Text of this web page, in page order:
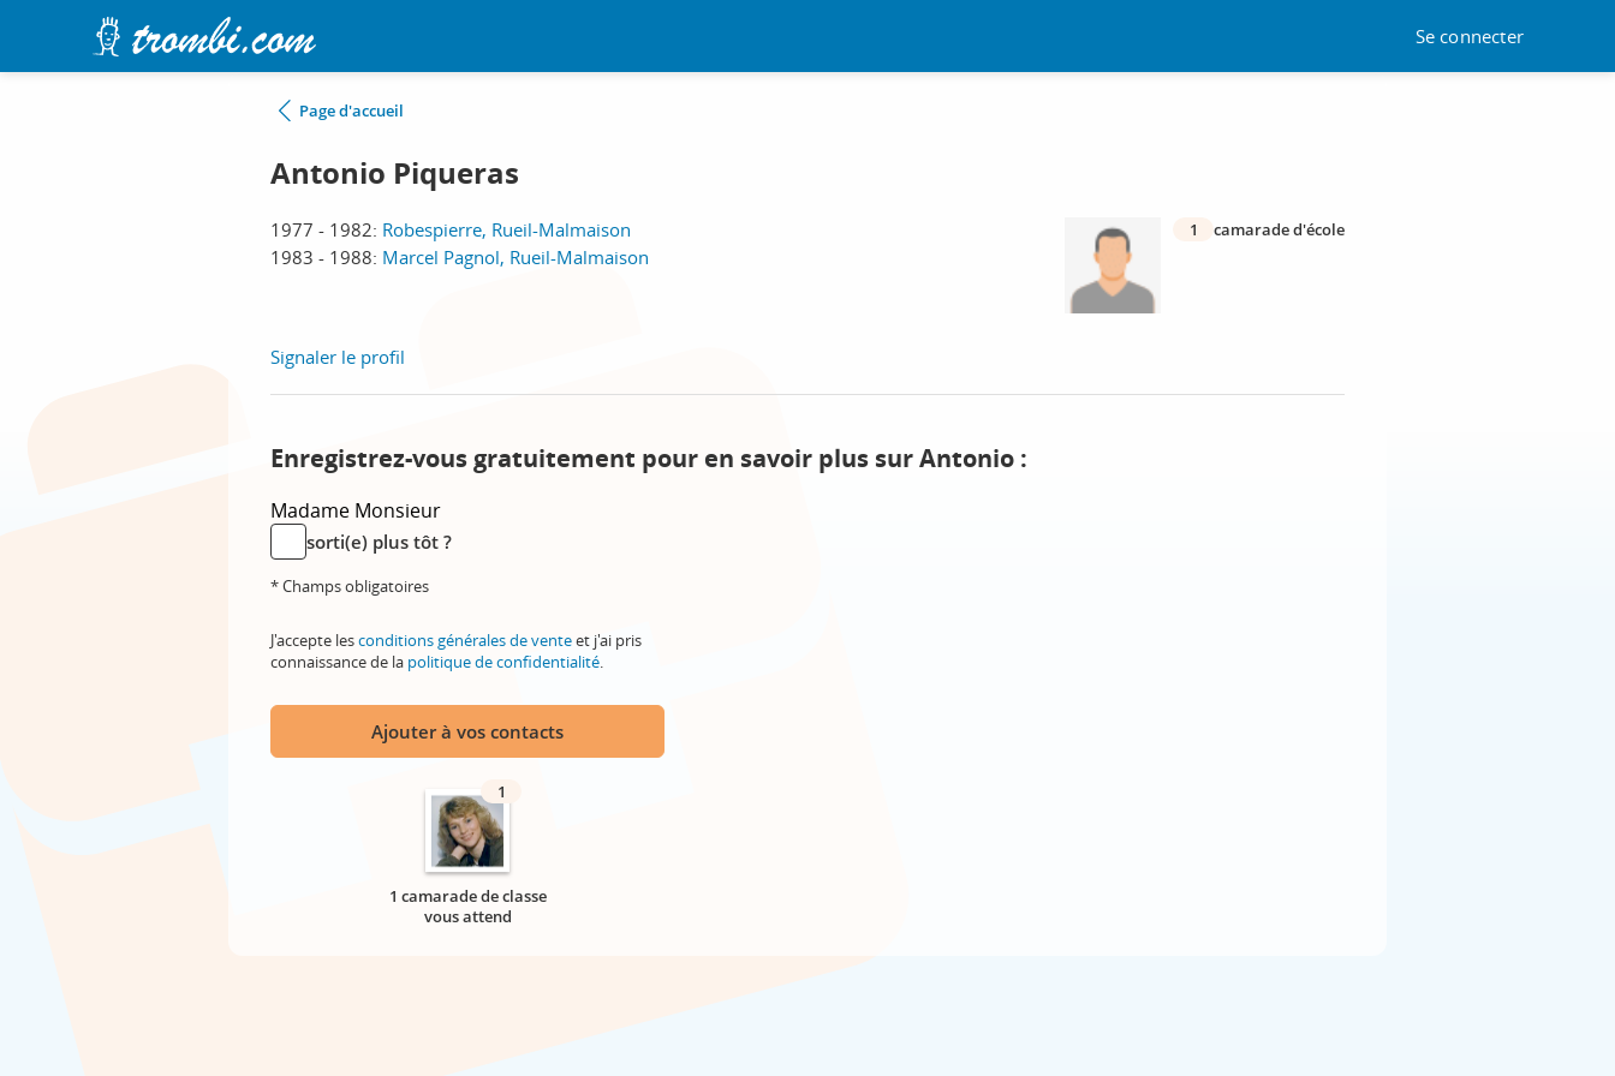
Se connecter
Page d'accueil
Antonio Piqueras
1977 - 1982: Robespierre, Rueil-Malmaison
1983 - 1988: Marcel Pagnol, Rueil-Malmaison
1 camarade d'école
Signaler le profil
Enregistrez-vous gratuitement pour en savoir plus sur Antonio :
Madame Monsieur
sorti(e) plus tôt ?
* Champs obligatoires
J'accepte lesconditions générales de venteet j'ai pris
connaissance de la politique de confidentialité.
Ajouter à vos contacts
1
1 camarade de classe
vous attend